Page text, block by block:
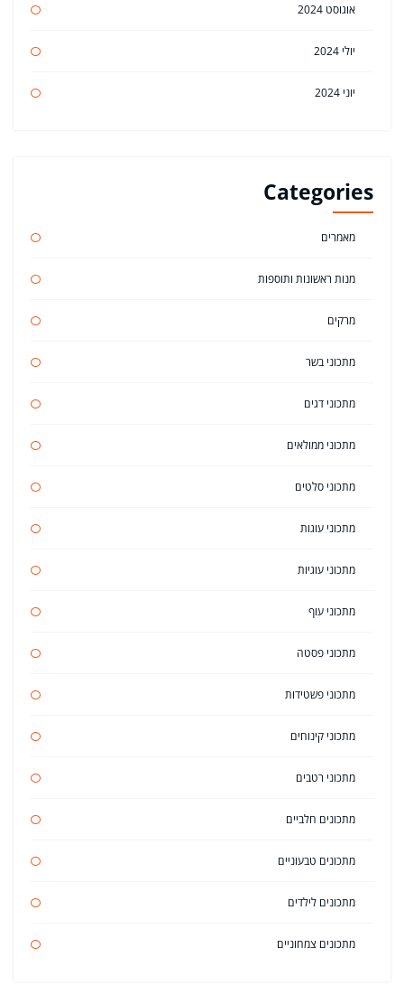
אוגוסט 2024
יולי 2024
יוני 2024
Categories
מאמרים
מנות ראשונות ותוספות
מרקים
מתכוני בשר
מתכוני דגים
מתכוני ממולאים
מתכוני סלטים
מתכוני עוגות
מתכוני עוגיות
מתכוני עוף
מתכוני פסטה
מתכוני פשטידות
מתכוני קינוחים
מתכוני רטבים
מתכונים חלביים
מתכונים טבעוניים
מתכונים לילדים
מתכונים צמחוניים